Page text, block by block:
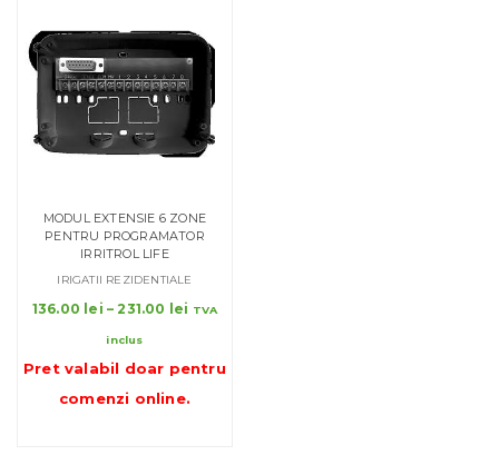
MODUL EXTENSIE 6 ZONE
PENTRU PROGRAMATOR
IRRITROL LIFE
IRIGATII REZIDENTIALE
136.00 lei – 231.00 lei
136.00 lei
TVA
inclus
Pret valabil doar pentru
comenzi online.